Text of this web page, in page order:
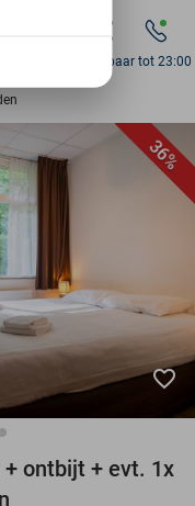
van 205.869 reviews
Bereikbaar tot 23:00
36%
favorite_border
ontbijt + evt. 1x